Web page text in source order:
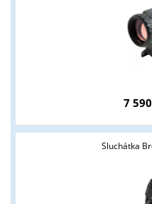
7
Sluchátka
podnikatelům v oblasti